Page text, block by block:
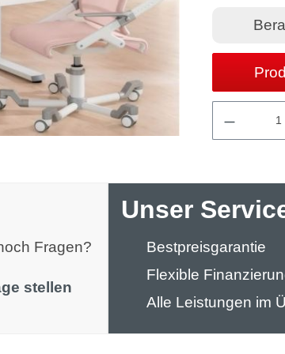
Unser
Bestpreisgarantie
Flexible
Alle Leistungen im
Fragen?
stellen